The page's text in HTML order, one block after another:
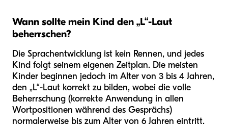
Wann sollte mein Kind den „L“-Laut
beherrschen?
Die Sprachentwicklung ist kein Rennen, und jedes
Kind folgt seinem eigenen Zeitplan. Die meisten
Kinder beginnen jedoch im Alter von 3 bis 4 Jahren,
den „L“-Laut korrekt zu bilden, wobei die volle
Beherrschung (korrekte Anwendung in allen
Wortpositionen während des Gesprächs)
normalerweise bis zum Alter von 6 Jahren eintritt.